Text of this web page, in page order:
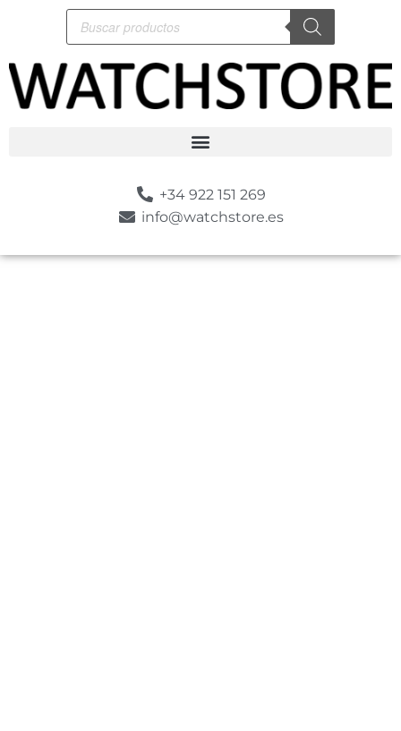
+34 922 151 269
info@watchstore.es